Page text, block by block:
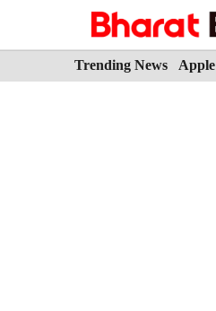
Trending News Apple